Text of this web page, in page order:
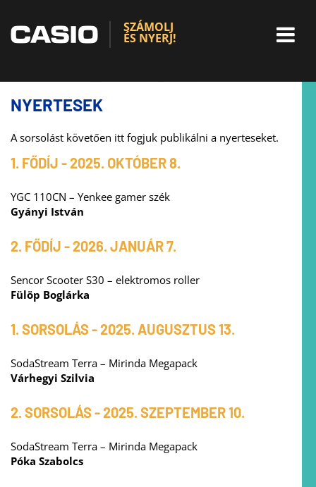
SZÁMOLJ
ÉS NYERJ!
NYERTESEK
A sorsolást követően itt fogjuk publikálni a nyerteseket.
1. FŐDÍJ - 2025. OKTÓBER 8.
YGC 110CN – Yenkee gamer szék
Gyányi István
2. FŐDÍJ - 2026. JANUÁR 7.
Sencor Scooter S30 – elektromos roller
Fülöp Boglárka
1. SORSOLÁS - 2025. AUGUSZTUS 13.
SodaStream Terra – Mirinda Megapack
Várhegyi Szilvia
2. SORSOLÁS - 2025. SZEPTEMBER 10.
SodaStream Terra – Mirinda Megapack
Póka Szabolcs